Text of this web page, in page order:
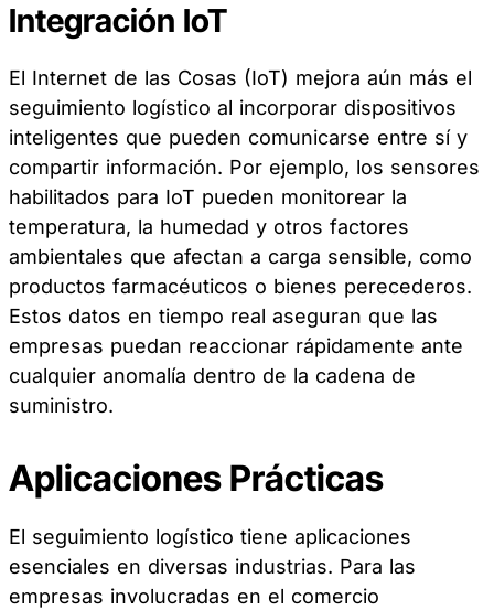
Integración IoT
El Internet de las Cosas (IoT) mejora aún más el
seguimiento logístico al incorporar dispositivos
inteligentes que pueden comunicarse entre sí y
compartir información. Por ejemplo, los sensores
habilitados para IoT pueden monitorear la
temperatura, la humedad y otros factores
ambientales que afectan a carga sensible, como
productos farmacéuticos o bienes perecederos.
Estos datos en tiempo real aseguran que las
empresas puedan reaccionar rápidamente ante
cualquier anomalía dentro de la cadena de
suministro.
Aplicaciones Prácticas
El seguimiento logístico tiene aplicaciones
esenciales en diversas industrias. Para las
empresas involucradas en el comercio